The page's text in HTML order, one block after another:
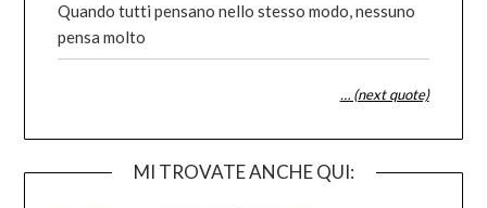
Quando tutti pensano nello stesso modo, nessuno
pensa molto
… (next quote)
MI TROVATE ANCHE QUI: